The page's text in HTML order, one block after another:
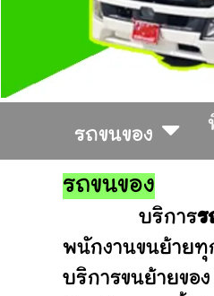
รถขนของ
รถขนของ
บริการร
พนักงานขนย้ายทุ
บริการขนย้ายขอ